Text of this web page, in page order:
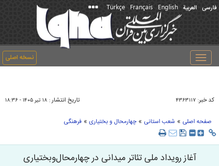
فارسی العربیة English
Français
Türkçe
نسخه اصلی
Toggle
navigation
کد خبر: ۴۳۶۳۱۱۷ تاریخ انتشار : ۱۸ تير ۱۴۰۵ - ۱۸:۳۶
صفحه اصلی » شعب استانی » چهارمحال و بختیاری » فرهنگی
آغاز رویداد ملی تئاتر میدانی در چهارمحال‌وبختیاری